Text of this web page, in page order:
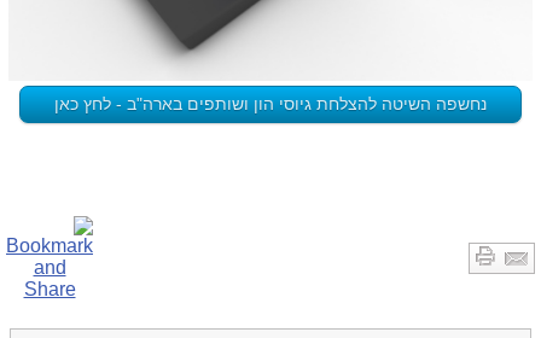
נחשפה השיטה להצלחת גיוסי הון ושותפים בארה"ב - לחץ כאן